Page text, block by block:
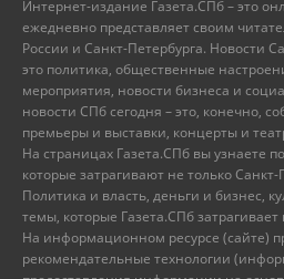
Интернет-издание Газета.СПб – это
ежедневно представляет своим
России и Санкт-Петербурга. Новости
это политика, общественные
мероприятия, новости бизнеса и
новости СПб сегодня – это, конечно,
премьеры и выставки, концерты и
На страницах Газета.СПб вы узнаете
которые затрагивают не только
Политика и власть, деньги и бизнес,
темы, которые Газета.СПб
На информационном ресурсе (сайте)
рекомендательные технологии